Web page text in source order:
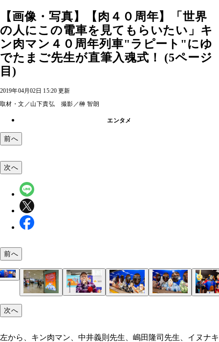
【画像・写真】【肉４０周年】「世界
の人にこの電車を見てもらいたい」キ
ン肉マン４０周年列車"ラピート"にゆ
でたまご先生が直筆入魂式！ (5ページ
目)
2019年04月02日 15:20 更新
取材・文／山下貴弘 撮影／榊 智朗
エンタメ
前へ
次へ
前へ
次へ
左から、キン肉マン、中井義則先生、嶋田隆司先生、イヌナキ